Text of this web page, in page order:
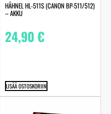
HÄHNEL HL-511S (CANON BP-511/512)
– AKKU
24,90€
LISÄÄ OSTOSKORIIN